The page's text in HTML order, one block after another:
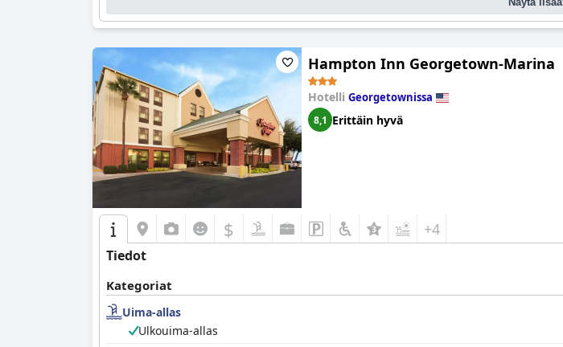
Hampton Inn Georgetown-Marina
Hotelli Georgetownissa
8,1 Erittäin hyvä
$ +4
Tiedot
Kategoriat
Uima-allas
Ulkouima-allas